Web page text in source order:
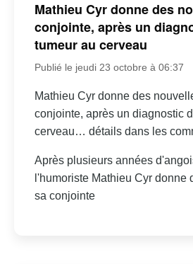
Mathieu Cyr donne des
conjointe, après un
tumeur au cerveau
Publié le jeudi 23 octobre à 06:37
Mathieu Cyr donne des
conjointe, après un diagnostic
cerveau… détails dans les
Après plusieurs années
l'humoriste Mathieu Cyr donne
sa conjointe